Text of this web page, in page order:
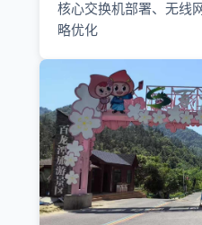
核心交换机部署、无线
略优化